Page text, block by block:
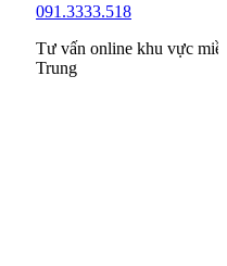
091.3333.518
Tư vấn online khu vực
Trung